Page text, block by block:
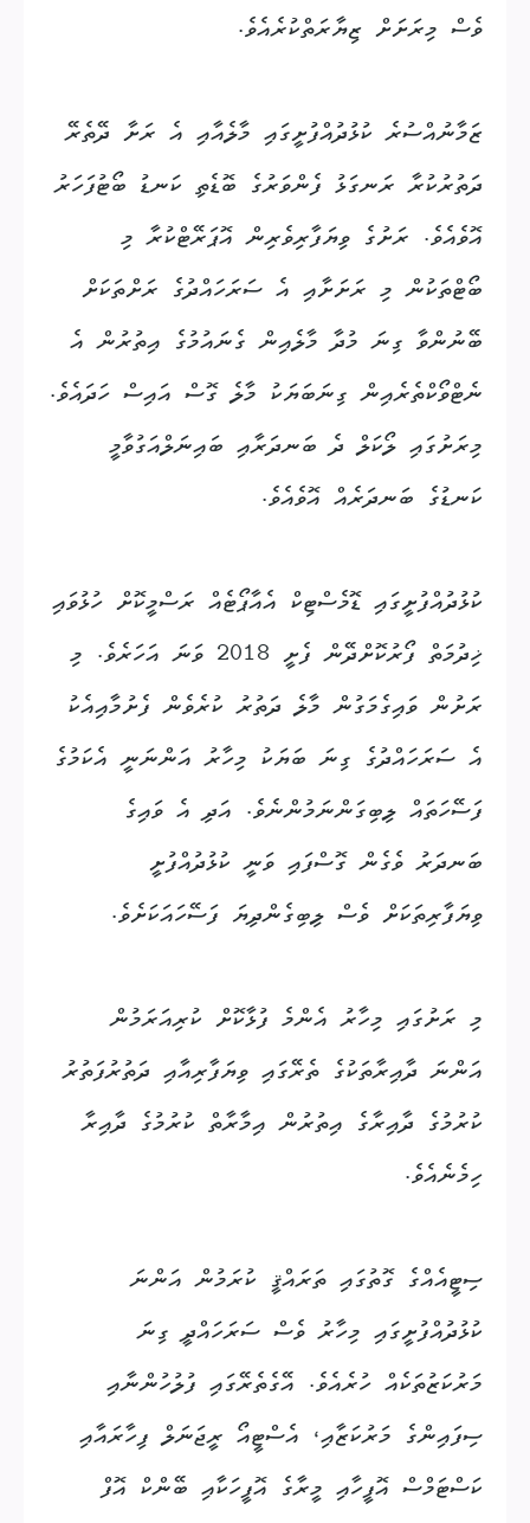
ވެސް މިރަށަށް ޒިޔާރަތްކުރެއެވެ.
ޒަމާނުއްސުރެ ކުޅުދުއްފުށީގައި މާލެއާއި އެ ރަށާ ދޭތެރޭ
ދަތުރުކުރާ ރަނގަޅު ފެންވަރުގެ ބޮޑެތި ކަނޑު ބޯޓުފަހަރު
އޮވެއެވެ. ރަށުގެ ވިޔަފާރިވެރިން އޮޕަރޭޓްކުރާ މި
ބޯޓްތަކުން މި ރަށަށާއި އެ ސަރަހައްދުގެ ރަށްތަކަށް
ބޭނުންވާ ގިނަ މުދާ މާލެއިން ގެނައުމުގެ އިތުރުން އެ
ނެޓްވޯކްތެރެއިން ގިނަބަޔަކު މާލެ ގޮސް އައިސް ހަދައެވެ.
މިރަށުގައި ލޯކަލް ދެ ބަނދަރާއި ބައިނަލްއަގުވާމީ
ކަނޑުގެ ބަނދަރެއް އޮވެއެވެ.
ކުޅުދުއްފުށީގައި ޑޮމެސްޓިކް އެއާޕޯޓެއް ރަސްމީކޮށް ހުޅުވައި
ޚިދުމަތް ފޯރުކޮށްދޭން ފެށީ 2018 ވަނަ އަހަރެވެ. މި
ރަށުން ވައިގެމަގުން މާލެ ދަތުރު ކުރެވެން ފެށުމާއިއެކު
އެ ސަރަހައްދުގެ ގިނަ ބަޔަކު މިހާރު އަންނަނީ އެކަމުގެ
ފަސޭހަތައް ލިބިގަންނަމުންނެވެ. އަދި އެ ވައިގެ
ބަނދަރު ވެގެން ގޮސްފައި ވަނީ ކުޅުދުއްފުށީ
ވިޔަފާރިތަކަށް ވެސް ލިބިގެންދިޔަ ފަސޭހައަކަށެވެ.
މި ރަށުގައި މިހާރު އެންމެ ފުޅާކޮށް ކުރިއަރަމުން
އަންނަ ދާއިރާތަކުގެ ތެރޭގައި ވިޔަފާރިއާއި ދަތުރުފަތުރު
ކުރުމުގެ ދާއިރާގެ އިތުރުން އިމާރާތް ކުރުމުގެ ދާއިރާ
ހިމެނެއެވެ.
ސިޓީއެއްގެ ގޮތުގައި ތަރައްޤީ ކުރަމުން އަންނަ
ކުޅުދުއްފުށީގައި މިހާރު ވެސް ސަރަހައްދީ ގިނަ
މަރުކަޒުތަކެއް ހުރެއެވެ. އޭގެތެރޭގައި ފުލުހުންނާއި
ސިފައިންގެ މަރުކަޒާއި، އެސްޓީއޯ ރީޖަނަލް ފިހާރައާއި
ކަސްޓަމްސް އޮފީހާއި މީރާގެ އޮފީހަކާއި ބޭންކް އޮފް